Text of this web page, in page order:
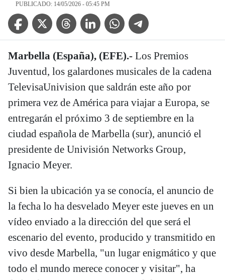
PUBLICADO: 14/05/2026 - 05:45 PM
Facebook IconTwitter IconThreads IconLinkedin IconWhatsApp IconTelegram Icon
Marbella (España), (EFE).- Los Premios
Juventud, los galardones musicales de la cadena
TelevisaUnivision que saldrán este año por
primera vez de América para viajar a Europa, se
entregarán el próximo 3 de septiembre en la
ciudad española de Marbella (sur), anunció el
presidente de Univisión Networks Group,
Ignacio Meyer.
Si bien la ubicación ya se conocía, el anuncio de
la fecha lo ha desvelado Meyer este jueves en un
vídeo enviado a la dirección del que será el
escenario del evento, producido y transmitido en
vivo desde Marbella, "un lugar enigmático y que
todo el mundo merece conocer y visitar", ha